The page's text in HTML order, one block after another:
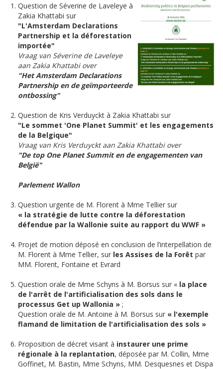
Question de Séverine de Laveleye à
Zakia Khattabi sur
"L'Amsterdam Declarations
Partnership et la déforestation
importée"
Vraag van Séverine de Laveleye
aan Zakia Khattabi over
"Het Amsterdam Declarations
Partnership en de geïmporteerde
ontbossing"
Question de Kris Verduyckt à Zakia Khattabi sur
"Le sommet 'One Planet Summit' et les engagements
de la Belgique"
Vraag van Kris Verduyckt aan Zakia Khattabi over
"De top One Planet Summit en de engagementen van
België"
Parlement Wallon
Question urgente de M. Florent à Mme Tellier sur
« la stratégie de lutte contre la déforestation
défendue par la Wallonie suite au rapport du WWF »
Projet de motion déposé en conclusion de l’interpellation de
M. Florent à Mme Tellier, sur les Assises de la Forêt par
MM. Florent, Fontaine et Evrard
Question orale de Mme Schyns à M. Borsus sur « la place
de l'arrêt de l'artificialisation des sols dans le
processus Get up Wallonia » ;
Question orale de M. Antoine à M. Borsus sur « l'exemple
flamand de limitation de l'artificialisation des sols »
Proposition de décret visant à instaurer une prime
régionale à la replantation, déposée par M. Collin, Mme
Goffinet, M. Bastin, Mme Schyns, MM. Desquesnes et Dispa